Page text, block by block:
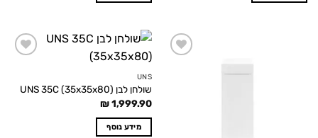
UNS
שולחן לבן UNS 35C (35x35x80)
₪1,999.90
מידע נוסף